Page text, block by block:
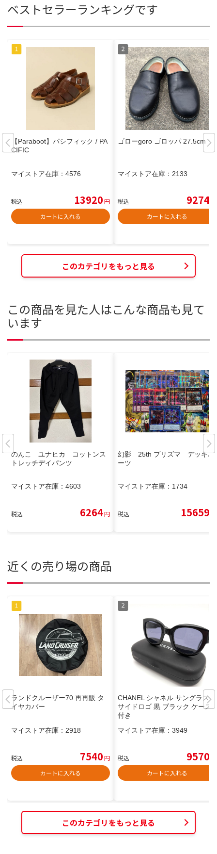
ベストセラーランキングです
【Paraboot】パシフィック / PA
CIFIC
マイストア在庫： 4576
税込 13920円
カートに入れる
ゴローgoro ゴロッパ 27.5cm
マイストア在庫： 2133
税込 9274
カートに入れる
このカテゴリをもっと見る
この商品を見た人はこんな商品も見て
います
のんこ ユナヒカ コットンス
トレッチデイパンツ
マイストア在庫： 4603
税込 6264円
幻影 25th プリズマ デッキパ
ーツ
マイストア在庫： 1734
税込 15659
近くの売り場の商品
ランドクルーザー70 再再販 タ
イヤカバー
マイストア在庫： 2918
税込 7540円
カートに入れる
CHANEL シャネル サングラス
サイドロゴ 黒 ブラック ケース
付き
マイストア在庫： 3949
税込 9570
カートに入れる
このカテゴリをもっと見る